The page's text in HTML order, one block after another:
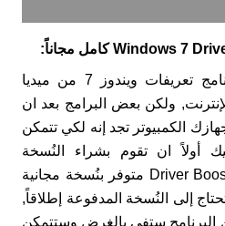
هُناك الكثير من تحميل برنامج تعريفات ويندوز 7 من ميديا
ولكن بعض البرامج بعد ان
الكمبيوتر تجد إنه لكي تتمكن
أولاً ان تقوم بشراء النُسخة
المدفوعة, ولكن برنامج Driver Booster متوفر بنُسخة مجانية
إلى النُسخة المدفوعة إطلاقاً,
البرنامج ستفي بالغرض وستتمكن